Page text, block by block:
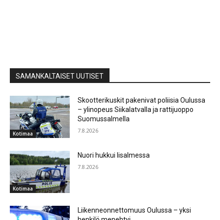
SAMANKALTAISET UUTISET
Kotimaa
Skootterikuskit pakenivat poliisia Oulussa
– ylinopeus Siikalatvalla ja rattijuoppo
Suomussalmella
7.8.2026
Kotimaa
Nuori hukkui Iisalmessa
7.8.2026
Liikenneonnettomuus Oulussa – yksi